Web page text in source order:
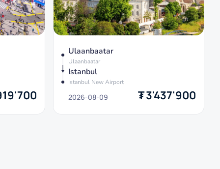
Ulaanbaatar
Ulaanbaatar
Istanbul
Istanbul New Airport
2026-08-09 ₮3'437'900